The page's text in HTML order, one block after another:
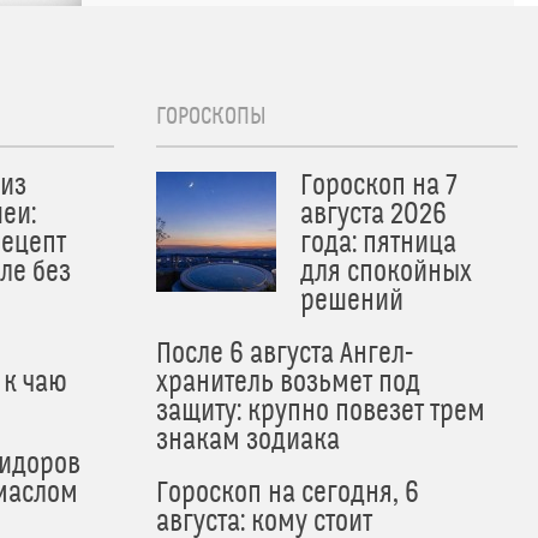
без
чаю
ГОРОСКОПЫ
Гороскоп на 7
августа 2026
года: пятница
для спокойных
решений
После 6 августа Ангел-
хранитель возьмет под
защиту: крупно повезет трем
знакам зодиака
Гороскоп на сегодня, 6
августа: кому стоит